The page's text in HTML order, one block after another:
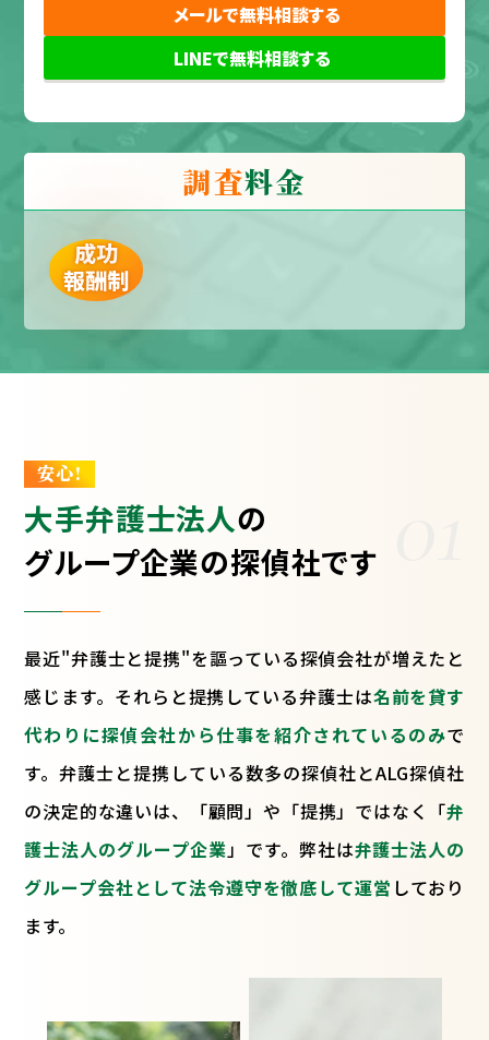
す。浮気調査をしたい気持ちはあるものの、金
額面の負担や本当に依頼すべきかどうかで悩ん
でいます。夫の行動が怪しいため、一度探偵に
相談して浮気調査をしてもらうべきなのか判断
したいと思っています。今後後悔しないために
も、まずは専門家へ相談しようかと考えていま
メールで無料相談する
LINEで無料相談する
調査料金
成功
報酬制
安心!
大手弁護士法人の
グループ企業の探偵社です
最近"弁護士と提携"を謳っている探偵会社が増えたと
感じます。それらと提携している弁護士は名前を貸す
代わりに探偵会社から仕事を紹介されているのみで
す。弁護士と提携している数多の探偵社とALG探偵社
の決定的な違いは、「顧問」や「提携」ではなく「弁
護士法人のグループ企業 」です。弊社は弁護士法人の
グループ会社として法令遵守を徹底して運営 しており
ます。